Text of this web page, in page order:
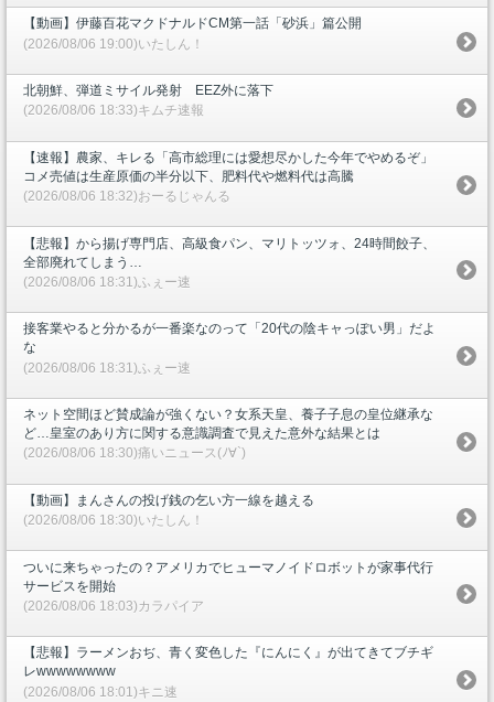
【動画】伊藤百花マクドナルドCM第一話「砂浜」篇公開
(2026/08/06 19:00)いたしん！
北朝鮮、弾道ミサイル発射 EEZ外に落下
(2026/08/06 18:33)キムチ速報
【速報】農家、キレる「高市総理には愛想尽かした今年でやめるぞ」
コメ売値は生産原価の半分以下、肥料代や燃料代は高騰
(2026/08/06 18:32)おーるじゃんる
【悲報】から揚げ専門店、高級食パン、マリトッツォ、24時間餃子、
全部廃れてしまう…
(2026/08/06 18:31)ふぇー速
接客業やると分かるが一番楽なのって「20代の陰キャっぽい男」だよ
な
(2026/08/06 18:31)ふぇー速
ネット空間ほど賛成論が強くない？女系天皇、養子子息の皇位継承な
ど…皇室のあり方に関する意識調査で見えた意外な結果とは
(2026/08/06 18:30)痛いニュース(ﾉ∀`)
【動画】まんさんの投げ銭の乞い方一線を越える
(2026/08/06 18:30)いたしん！
ついに来ちゃったの？アメリカでヒューマノイドロボットが家事代行
サービスを開始
(2026/08/06 18:03)カラパイア
【悲報】ラーメンおぢ、青く変色した『にんにく』が出てきてブチギ
レwwwwwwww
(2026/08/06 18:01)キニ速